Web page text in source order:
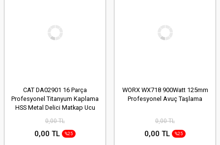
CAT DA02901 16 Parça
Profesyonel Titanyum Kaplama
HSS Metal Delici Matkap Ucu
0,00 TL
0,00 TL %25
WORX WX718 900Watt 125mm
Profesyonel Avuç Taşlama
0,00 TL
0,00 TL %25